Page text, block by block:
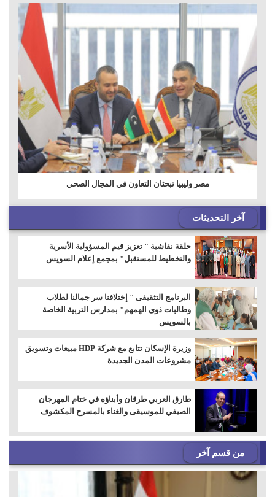
مصر وليبيا تبحثان التعاون في المجال الصحي
آخر التحديثات
حلقة نقاشية " تعزيز قيم المسؤولية الأسرية
والتخطيط للمستقبل" بمجمع إعلام السويس
البرنامج التثقيفى " إختلافنا سر جمالنا لطلاب
وطالبات ذوى الهمهم" بمدارس التربية الخاصة
بالسويس
وزيرة الإسكان تتابع مع شركة HDP مبيعات وتسويق
مشروعات المدن الجديدة
طارق العربي طرقان وأبناؤه في ختام المهرجان
الصيفي للموسيقى والغناء بالمسرح المكشوف
من قسم آخر